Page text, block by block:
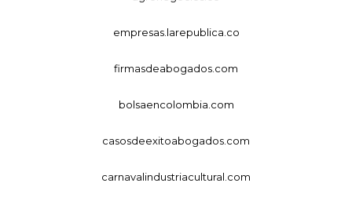
empresas.larepublica.co
firmasdeabogados.com
bolsaencolombia.com
casosdeexitoabogados.com
carnavalindustriacultural.com